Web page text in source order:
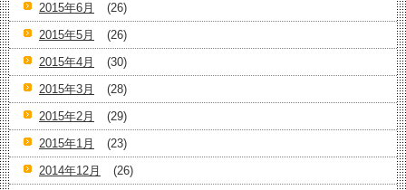
2015年6月
(26)
2015年5月
(26)
2015年4月
(30)
2015年3月
(28)
2015年2月
(29)
2015年1月
(23)
2014年12月
(26)